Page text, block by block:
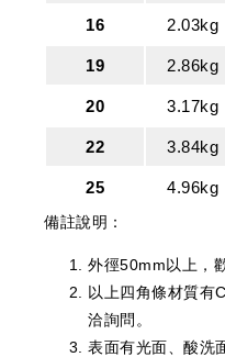
16 2.03kg
19 2.86kg
20 3.17kg
22 3.84kg
25 4.96kg
備註說明：
外徑50mm以上，
以上四角條材質有
洽詢問。
表面有光面、酸洗